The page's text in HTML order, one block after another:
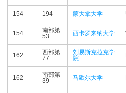
154 194 蒙大拿大学
154
南部第
53
西卡罗来纳大学
162
西部第
77
刘易斯克拉克学
院
162
南部第
39
马歇尔大学